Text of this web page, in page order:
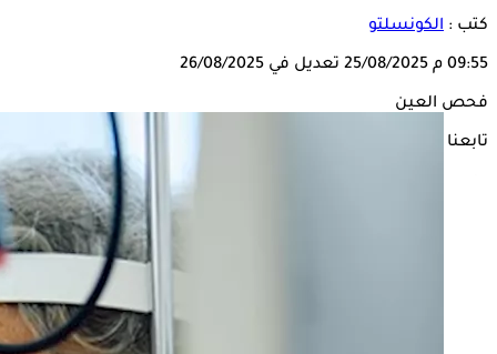
كتب : الكونسلتو
09:55 م 25/08/2025 تعديل في 26/08/2025
فحص العين
تابعنا على